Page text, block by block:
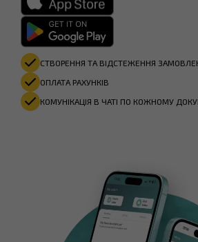
СТВОРЕННЯ ТА ВІДСТЕЖЕННЯ
ОПЛАТА РАХУНКІВ​
КОМУНІКАЦІЯ В ЧАТІ ПО КОЖНОМУ